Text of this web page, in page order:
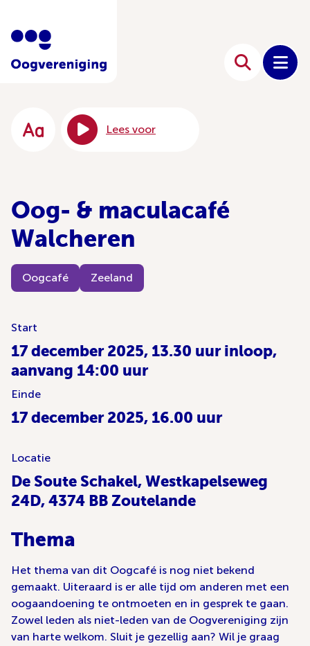
Lees voor
Oog- & maculacafé
Walcheren
Oogcafé Zeeland
Start
17 december 2025, 13.30 uur inloop,
aanvang 14:00 uur
Einde
17 december 2025, 16.00 uur
Locatie
De Soute Schakel, Westkapelseweg
24D, 4374 BB Zoutelande
Thema
Het thema van dit Oogcafé is nog niet bekend
gemaakt. Uiteraard is er alle tijd om anderen met een
oogaandoening te ontmoeten en in gesprek te gaan.
Zowel leden als niet-leden van de Oogvereniging zijn
van harte welkom. Sluit je gezellig aan? Wil je graag